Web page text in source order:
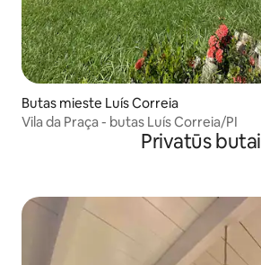
Butas mieste Luís Correia
Vila da Praça - butas Luís Correia/PI
Privatūs butai